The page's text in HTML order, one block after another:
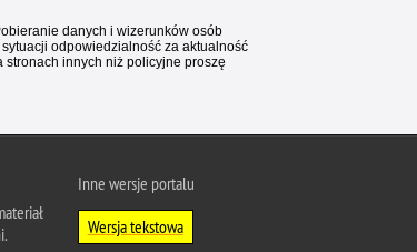
danych i wizerunków osób
odpowiedzialność za aktualność
innych niż policyjne proszę
Inne wersje portalu
Wersja tekstowa